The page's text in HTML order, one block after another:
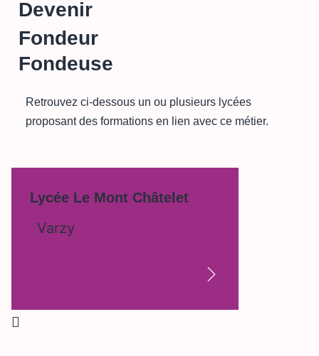
Devenir
Fondeur
Fondeuse
Retrouvez ci-dessous un ou plusieurs lycées
proposant des formations en lien avec ce métier.
Lycée Le Mont Châtelet
Varzy